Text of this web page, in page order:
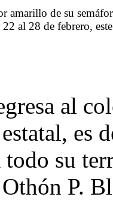
amarillo de su
al 28 de febrero, este
al
es
todo su
P.